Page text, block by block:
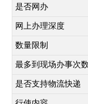
是否网办
网上办理深度
数量限制
最多到现场办事次数
是否支持物流快递